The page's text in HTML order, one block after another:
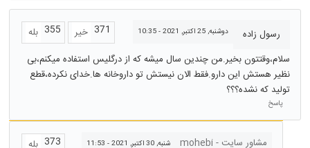
رسول زاده دوشنبه, 25 اکتبر, 2021 - 10:35 بله 355 خیر 371
سلام،وقتتون بخیر.من چندین سال میشه که از درگلیس استفاده میکنم،بی
نظیر هستش این دارو.فقط الان نیستش تو داروخانه ها.خدای نکرده،قطع
تولید که نشده؟؟؟
پاسخ
مشاور سایت - mohebi شنبه, 30 اکتبر, 2021 - 11:53 بله 373